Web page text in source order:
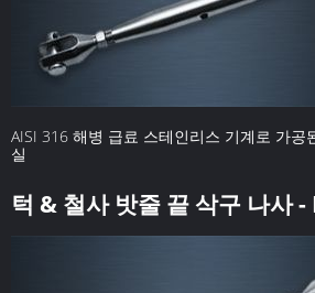
AISI 316 해병 급료 스테인리스 기계로 가공
실
턱 & 철사 밧줄 끝 삭구 나사